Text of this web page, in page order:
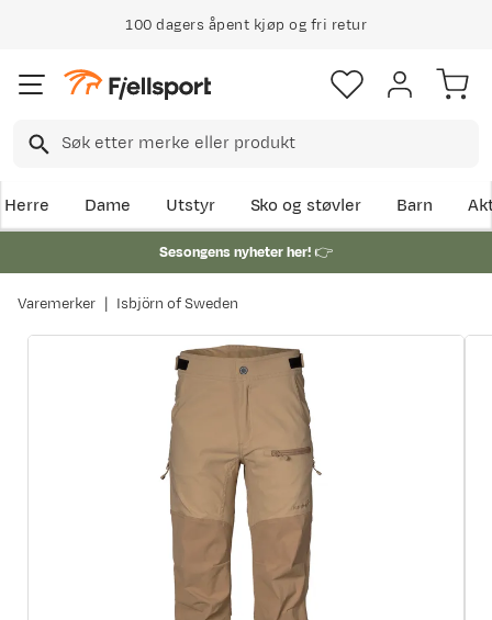
100 dagers åpent kjøp og fri retur
Herre Dame Utstyr Sko og støvler Barn
Sesongens nyheter her!👉
Varemerker Isbjörn of Sweden